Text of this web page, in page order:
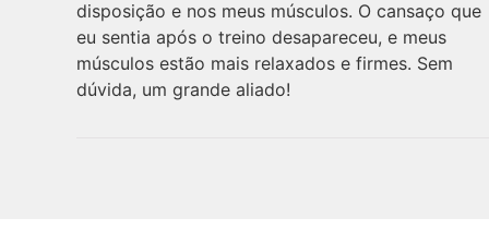
disposição e nos meus músculos. O cansaço que
eu sentia após o treino desapareceu, e meus
músculos estão mais relaxados e firmes. Sem
dúvida, um grande aliado!